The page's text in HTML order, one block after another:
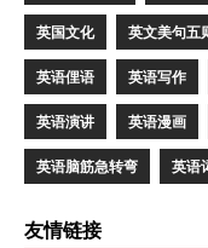
英国文化 英文美句五
英语俚语 英语写作
英语演讲 英语漫画
英语脑筋急转弯 英语
友情链接